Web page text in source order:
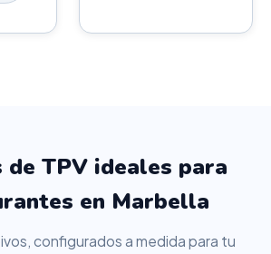
de TPV ideales para
en Marbella
configurados a medida para tu